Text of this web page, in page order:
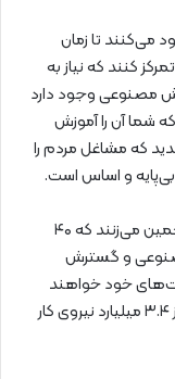
می‌کنند تا زمان
کنند که نیاز به
مصنوعی وجود دارد
شما آن را آموزش
که مشاغل مردم را
و اساس است.
مدیرانی که آی‌بی‌ام با آنها صحبت کرده است، تخمین می‌زنند که ۴۰
و گسترش
مهارت‌های خود خواهند
داشت. این بدان معناست که حدود ۱.۴ میلیارد از ۳.۴ میلیارد نیروی کار